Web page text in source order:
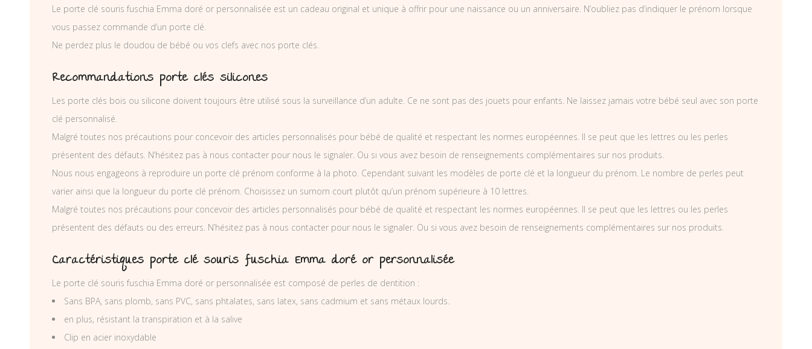
Le porte clé souris fuschia Emma doré or personnalisée est un cadeau original et unique à offrir pour une naissance ou un anniversaire. N’oubliez pas d’indiquer le prénom lorsque
vous passez commande d’un porte clé.
Ne perdez plus le doudou de bébé ou vos clefs avec nos porte clés.
Recommandations porte clés silicones
Les porte clés bois ou silicone doivent toujours être utilisé sous la surveillance d’un adulte. Ce ne sont pas des jouets pour enfants. Ne laissez jamais votre bébé seul avec son porte
clé personnalisé.
Malgré toutes nos précautions pour concevoir des articles personnalisés pour bébé de qualité et respectant les normes européennes. Il se peut que les lettres ou les perles
présentent des défauts. N’hésitez pas à nous contacter pour nous le signaler. Ou si vous avez besoin de renseignements complémentaires sur nos produits.
Nous nous engageons à reproduire un porte clé prénom conforme à la photo. Cependant suivant les modèles de porte clé et la longueur du prénom. Le nombre de perles peut
varier ainsi que la longueur du porte clé prénom. Choisissez un surnom court plutôt qu’un prénom supérieure à 10 lettres.
Malgré toutes nos précautions pour concevoir des articles personnalisés pour bébé de qualité et respectant les normes européennes. Il se peut que les lettres ou les perles
présentent des défauts ou des erreurs. N’hésitez pas à nous contacter pour nous le signaler. Ou si vous avez besoin de renseignements complémentaires sur nos produits.
Caractéristiques porte clé souris fuschia Emma doré or personnalisée
Le porte clé souris fuschia Emma doré or personnalisée est composé de perles de dentition :
Sans BPA, sans plomb, sans PVC, sans phtalates, sans latex, sans cadmium et sans métaux lourds.
en plus, résistant la transpiration et à la salive
Clip en acier inoxydable